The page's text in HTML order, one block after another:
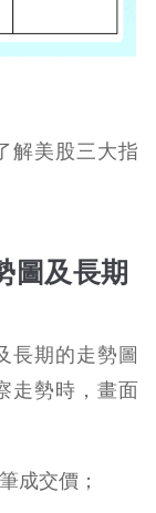
解美股三大指
圖及長期
長期的走勢圖
走勢時，畫面
成交價；